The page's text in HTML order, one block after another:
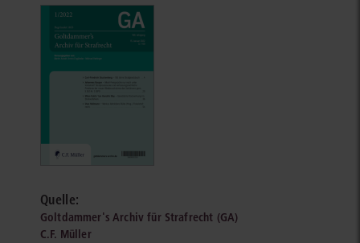
Quelle:
Goltdammer's Archiv für Strafrecht (GA)
C.F. Müller